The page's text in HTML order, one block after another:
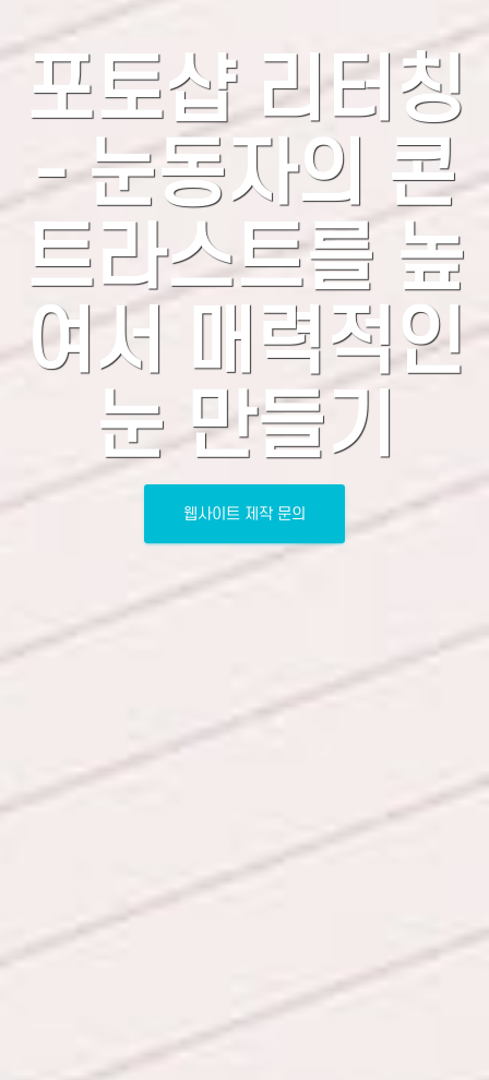
포토샵 리터칭
- 눈동자의 콘
트라스트를 높
여서 매력적인
눈 만들기
웹사이트 제작 문의